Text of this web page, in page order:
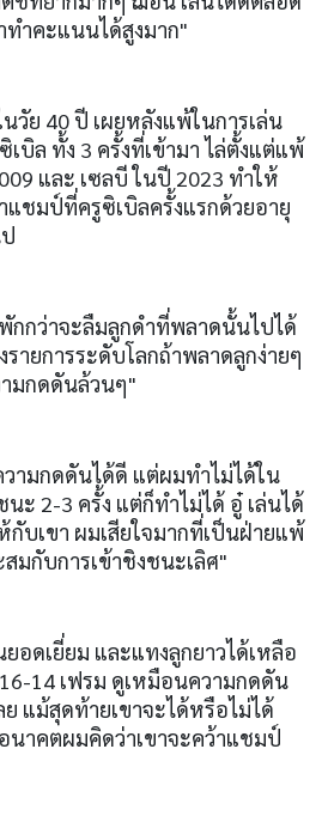
ทำคะแนนได้สูงมาก"
วัย 40 ปี เผยหลังแพ้ในการเล่น
บิล ทั้ง 3 ครั้งที่เข้ามา ไล่ตั้งแต่แพ้
และ เซลบี ในปี 2023 ทำให้
แชมป์ที่ครูซิเบิลครั้งแรกด้วยอายุ
กกว่าจะลืมลูกดำที่พลาดนั้นไปได้
ายการระดับโลกถ้าพลาดลูกง่ายๆ
มกดดันล้วนๆ"
ามกดดันได้ดี แต่ผมทำไม่ได้ใน
ะ 2-3 ครั้ง แต่ก็ทำไม่ได้ อู๋ เล่นได้
กับเขา ผมเสียใจมากที่เป็นฝ่ายแพ้
มกับการเข้าชิงชนะเลิศ"
ยอดเยี่ยม และแทงลูกยาวได้เหลือ
14 เฟรม ดูเหมือนความกดดัน
ย แม้สุดท้ายเขาจะได้หรือไม่ได้
าคตผมคิดว่าเขาจะคว้าแชมป์